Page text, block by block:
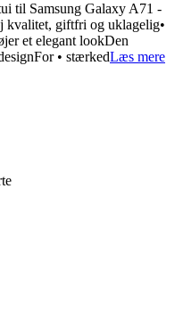
til Samsung Galaxy A71 -
kvalitet, giftfri og uklagelig•
et elegant lookDen
• stærkedLæs mere